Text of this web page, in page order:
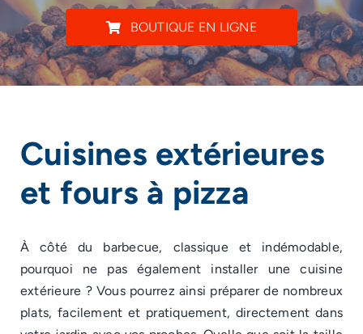
BOUTIQUE EN LIGNE
Cuisines extérieures
et fours à pizza
À côté du barbecue, classique et indémodable,
pourquoi ne pas également installer une cuisine
extérieure ? Vous pourrez ainsi préparer de nombreux
plats, facilement et pratiquement, directement dans